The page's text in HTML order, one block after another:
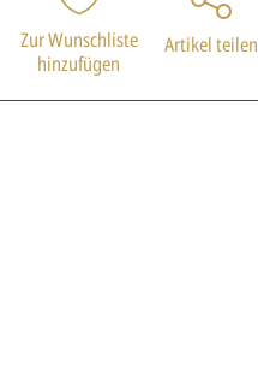
Zur Wunschliste
hinzufügen
Artikel teilen